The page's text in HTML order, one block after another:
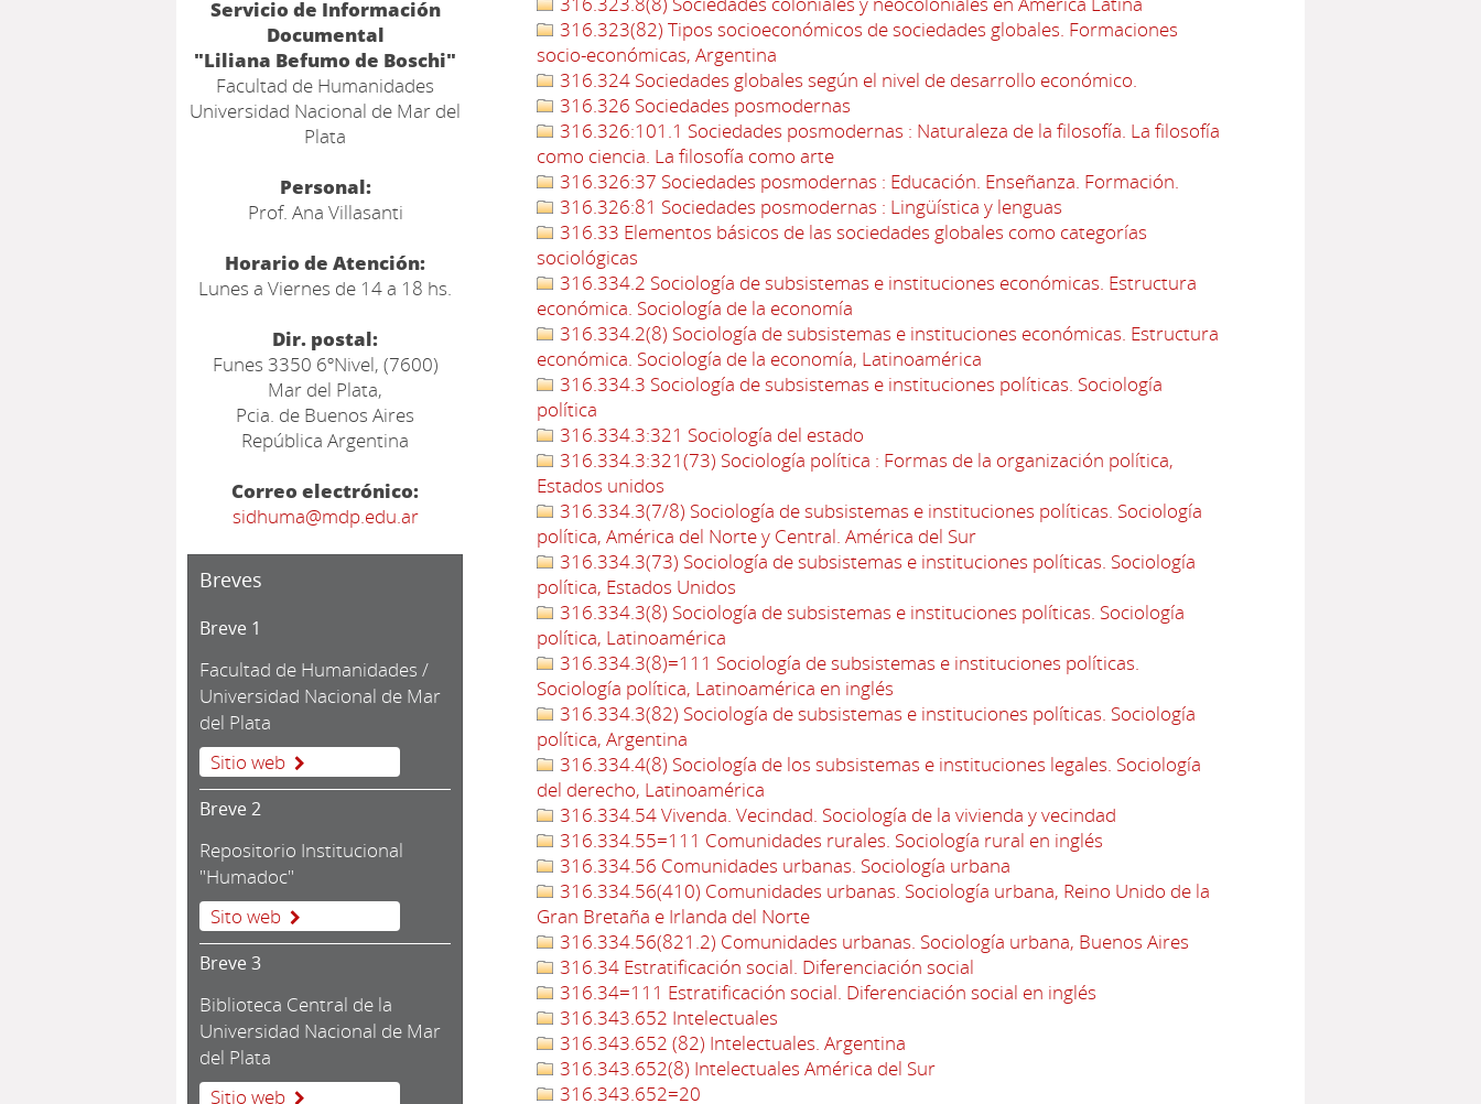
316.323(82) Tipos socioeconómicos de sociedades globales. Formaciones
socio-económicas, Argentina
316.324 Sociedades globales según el nivel de desarrollo económico.
316.326 Sociedades posmodernas
316.326:101.1 Sociedades posmodernas : Naturaleza de la filosofía. La filosofía
como ciencia. La filosofía como arte
316.326:37 Sociedades posmodernas : Educación. Enseñanza. Formación.
316.326:81 Sociedades posmodernas : Lingüística y lenguas
316.33 Elementos básicos de las sociedades globales como categorías
sociológicas
316.334.2 Sociología de subsistemas e instituciones económicas. Estructura
económica. Sociología de la economía
316.334.2(8) Sociología de subsistemas e instituciones económicas. Estructura
económica. Sociología de la economía, Latinoamérica
316.334.3 Sociología de subsistemas e instituciones políticas. Sociología
política
316.334.3:321 Sociología del estado
316.334.3:321(73) Sociología política : Formas de la organización política,
Estados unidos
316.334.3(7/8) Sociología de subsistemas e instituciones políticas. Sociología
política, América del Norte y Central. América del Sur
316.334.3(73) Sociología de subsistemas e instituciones políticas. Sociología
política, Estados Unidos
316.334.3(8) Sociología de subsistemas e instituciones políticas. Sociología
política, Latinoamérica
316.334.3(8)=111 Sociología de subsistemas e instituciones políticas.
Sociología política, Latinoamérica en inglés
316.334.3(82) Sociología de subsistemas e instituciones políticas. Sociología
política, Argentina
316.334.4(8) Sociología de los subsistemas e instituciones legales. Sociología
del derecho, Latinoamérica
316.334.54 Vivenda. Vecindad. Sociología de la vivienda y vecindad
316.334.55=111 Comunidades rurales. Sociología rural en inglés
316.334.56 Comunidades urbanas. Sociología urbana
316.334.56(410) Comunidades urbanas. Sociología urbana, Reino Unido de la
Gran Bretaña e Irlanda del Norte
316.334.56(821.2) Comunidades urbanas. Sociología urbana, Buenos Aires
316.34 Estratificación social. Diferenciación social
316.34=111 Estratificación social. Diferenciación social en inglés
316.343.652 Intelectuales
316.343.652 (82) Intelectuales. Argentina
316.343.652(8) Intelectuales América del Sur
316.343.652=20
Servicio de Información
Documental
"Liliana Befumo de Boschi"
Facultad de Humanidades
Universidad Nacional de Mar del
Plata
Personal:
Prof. Ana Villasanti
Horario de Atención:
Lunes a Viernes de 14 a 18 hs.
Dir. postal:
Funes 3350 6ºNivel, (7600)
Mar del Plata,
Pcia. de Buenos Aires
República Argentina
Correo electrónico:
sidhuma@mdp.edu.ar
Breves
Breve 1
Facultad de Humanidades /
Universidad Nacional de Mar
del Plata
Sitio web
Breve 2
Repositorio Institucional
"Humadoc"
Sito web
Breve 3
Biblioteca Central de la
Universidad Nacional de Mar
del Plata
Sitio web